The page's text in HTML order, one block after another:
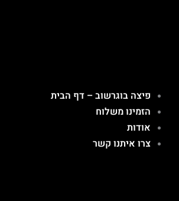
פיצה בוגרשוב – דף הבית
הזמינו משלוח
אודות
צרו איתנו קשר